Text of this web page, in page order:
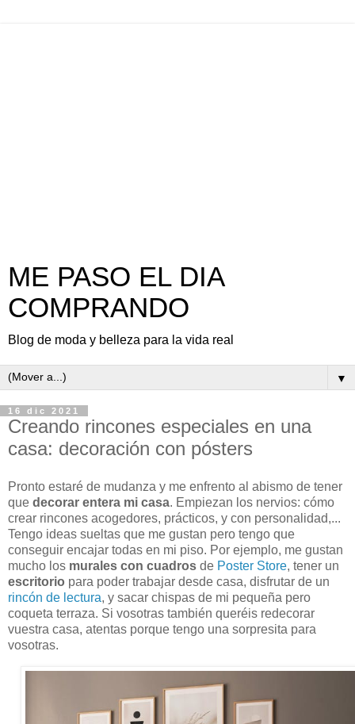
ME PASO EL DIA
COMPRANDO
Blog de moda y belleza para la vida real
▼
16 dic 2021
Creando rincones especiales en una
casa: decoración con pósters
Pronto estaré de mudanza y me enfrento al abismo de tener
que decorar entera mi casa. Empiezan los nervios: cómo
crear rincones acogedores, prácticos, y con personalidad,...
Tengo ideas sueltas que me gustan pero tengo que
conseguir encajar todas en mi piso. Por ejemplo, me gustan
mucho los murales con cuadros de Poster Store, tener un
escritorio para poder trabajar desde casa, disfrutar de un
rincón de lectura, y sacar chispas de mi pequeña pero
coqueta terraza. Si vosotras también queréis redecorar
vuestra casa, atentas porque tengo una sorpresita para
vosotras.